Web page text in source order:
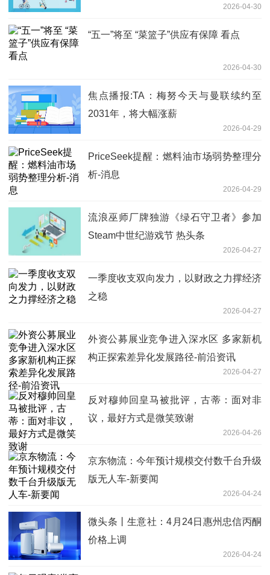
2026-04-30
“五一”将至 “菜篮子”供应有保障 看点
2026-04-30
焦点播报:TA：梅努今天与曼联续约至
2031年，将大幅涨薪
2026-04-29
PriceSeek提醒：燃料油市场弱势整理分
析-消息
2026-04-29
流浪巫师厂牌独游《绿石守卫者》参加
Steam中世纪游戏节 热头条
2026-04-27
一季度收支双向发力，以财政之力撑经济
之稳
2026-04-27
外资公募展业竞争进入深水区 多家新机
构正探索差异化发展路径-前沿资讯
2026-04-27
反对穆帅回皇马被批评，古蒂：面对非
议，最好方式是微笑致谢
2026-04-26
京东物流：今年预计规模交付数千台升级
版无人车-新要闻
2026-04-24
微头条丨生意社：4月24日惠州忠信丙酮
价格上调
2026-04-24